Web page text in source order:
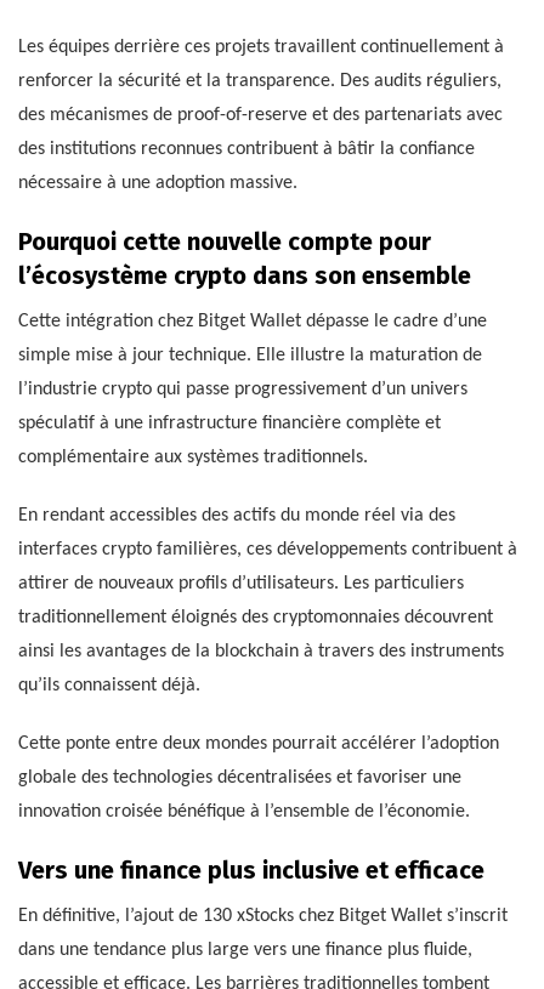
Les équipes derrière ces projets travaillent continuellement à
renforcer la sécurité et la transparence. Des audits réguliers,
des mécanismes de proof-of-reserve et des partenariats avec
des institutions reconnues contribuent à bâtir la confiance
nécessaire à une adoption massive.
Pourquoi cette nouvelle compte pour
l’écosystème crypto dans son ensemble
Cette intégration chez Bitget Wallet dépasse le cadre d’une
simple mise à jour technique. Elle illustre la maturation de
l’industrie crypto qui passe progressivement d’un univers
spéculatif à une infrastructure financière complète et
complémentaire aux systèmes traditionnels.
En rendant accessibles des actifs du monde réel via des
interfaces crypto familières, ces développements contribuent à
attirer de nouveaux profils d’utilisateurs. Les particuliers
traditionnellement éloignés des cryptomonnaies découvrent
ainsi les avantages de la blockchain à travers des instruments
qu’ils connaissent déjà.
Cette ponte entre deux mondes pourrait accélérer l’adoption
globale des technologies décentralisées et favoriser une
innovation croisée bénéfique à l’ensemble de l’économie.
Vers une finance plus inclusive et efficace
En définitive, l’ajout de 130 xStocks chez Bitget Wallet s’inscrit
dans une tendance plus large vers une finance plus fluide,
accessible et efficace. Les barrières traditionnelles tombent